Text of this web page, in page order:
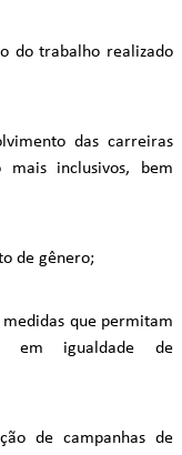
do trabalho realizado
das carreiras
mais inclusivos, bem
de gênero;
que permitam
em igualdade de
de campanhas de